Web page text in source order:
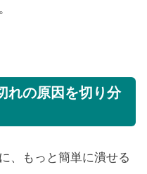
れの原因を切り分
、もっと簡単に潰せる